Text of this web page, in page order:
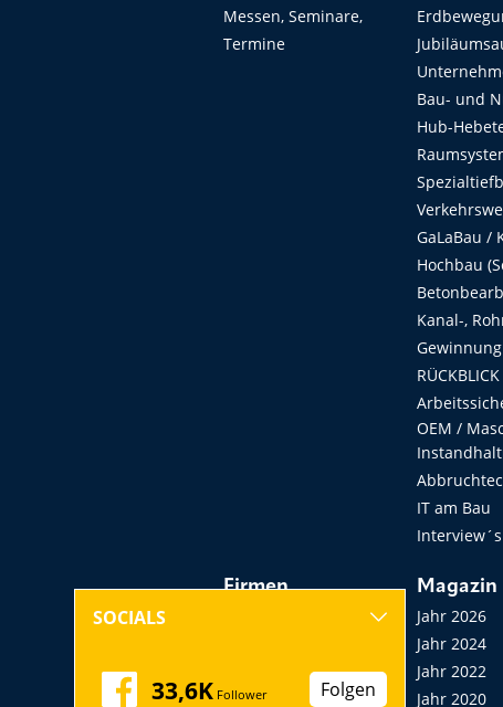
Messen, Seminare,
Termine
Bau- und
Hub-
GaLaBau /
Hochbau
Kanal-,
OEM /
IT am Bau
Interview´s
Firmen
Messen, Seminare,
Kongresse
Magazin
Jahr 2026
Jahr 2024
Jahr 2022
Jahr 2020
SOCIALS
33,6K Follower Folgen